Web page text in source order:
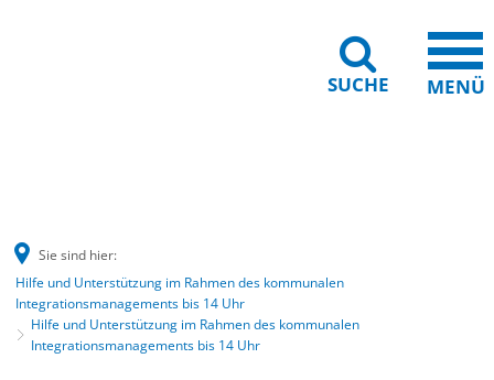
SUCHE MENÜ
Sie sind hier:
Hilfe und Unterstützung im Rahmen des kommunalen
Integrationsmanagements bis 14 Uhr
Hilfe und Unterstützung im Rahmen des kommunalen
Integrationsmanagements bis 14 Uhr